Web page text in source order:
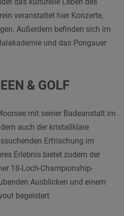
veranstaltet hier Konzerte,
Außerdem befinden sich im
und das Pongauer
& GOLF
mit seiner Badeanstalt im
auch der kristallklare
Erfrischung im
Erlebnis bietet zudem der
18-Loch-Championship-
Ausblicken und einem
begeistert.